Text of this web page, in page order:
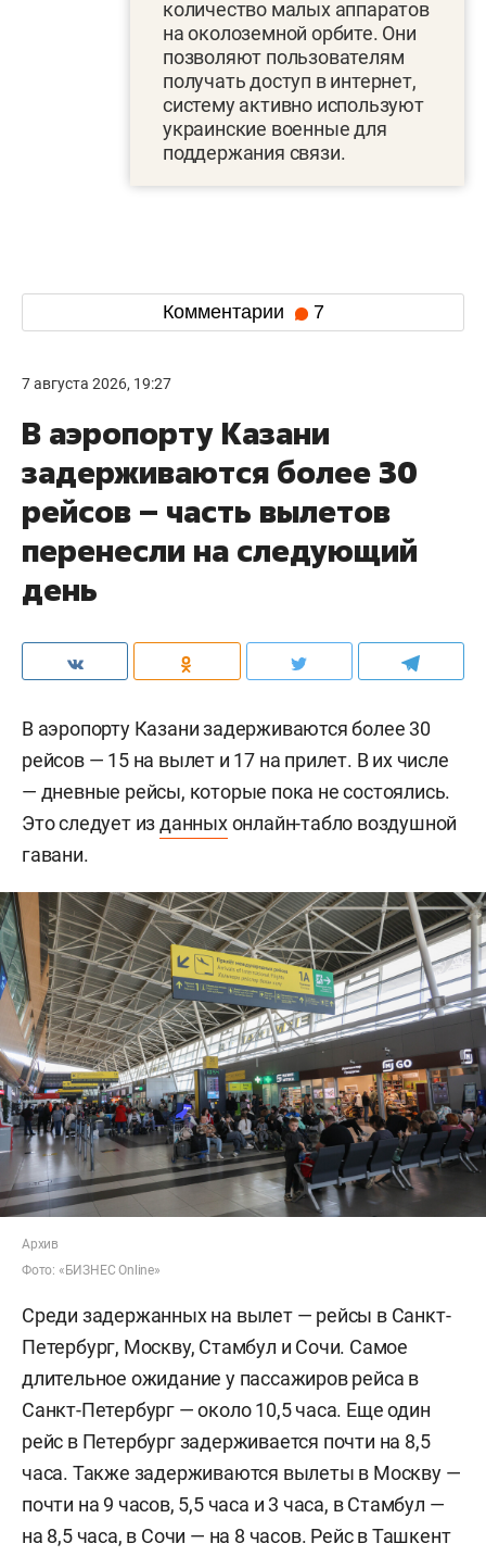
количество малых аппаратов
на околоземной орбите. Они
позволяют пользователям
получать доступ в интернет,
систему активно используют
украинские военные для
поддержания связи.
Комментарии 7
7 августа 2026, 19:27
В аэропорту Казани
задерживаются более 30
рейсов – часть вылетов
перенесли на следующий
день
В аэропорту Казани задерживаются более 30
рейсов — 15 на вылет и 17 на прилет. В их числе
— дневные рейсы, которые пока не состоялись.
Это следует изданныхонлайн-табло воздушной
гавани.
Архив
Фото: «БИЗНЕС Online»
Среди задержанных на вылет — рейсы в Санкт-
Петербург, Москву, Стамбул и Сочи. Самое
длительное ожидание у пассажиров рейса в
Санкт-Петербург — около 10,5 часа. Еще один
рейс в Петербург задерживается почти на 8,5
часа. Также задерживаются вылеты в Москву —
почти на 9 часов, 5,5 часа и 3 часа, в Стамбул —
на 8,5 часа, в Сочи — на 8 часов. Рейс в Ташкент